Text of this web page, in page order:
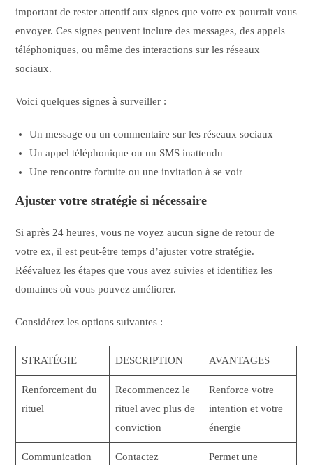
important de rester attentif aux signes que votre ex pourrait vous
envoyer. Ces signes peuvent inclure des messages, des appels
téléphoniques, ou même des interactions sur les réseaux
sociaux.
Voici quelques signes à surveiller :
Un message ou un commentaire sur les réseaux sociaux
Un appel téléphonique ou un SMS inattendu
Une rencontre fortuite ou une invitation à se voir
Ajuster votre stratégie si nécessaire
Si après 24 heures, vous ne voyez aucun signe de retour de
votre ex, il est peut-être temps d’ajuster votre stratégie.
Réévaluez les étapes que vous avez suivies et identifiez les
domaines où vous pouvez améliorer.
Considérez les options suivantes :
STRATÉGIE DESCRIPTION AVANTAGES
Renforcement du
rituel
Recommencez le
rituel avec plus de
conviction
Renforce votre
intention et votre
énergie
Communication
Contactez
Permet une